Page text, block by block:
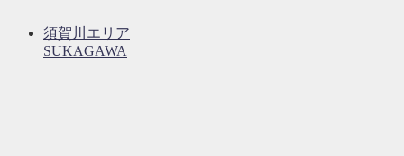
須賀川エリア
SUKAGAWA